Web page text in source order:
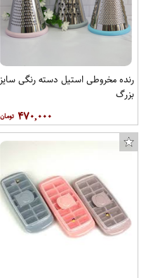
رنده مخروطی استیل دسته رنگی سایز
بزرگ
۴۷۰,۰۰۰